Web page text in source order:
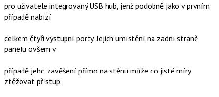
pro uživatele integrovaný USB hub, jenž podobně jako v prvním
případě nabízí
celkem čtyři výstupní porty. Jejich umístění na zadní straně
panelu ovšem v
případě jeho zavěšení přímo na stěnu může do jisté míry
ztěžovat přístup.